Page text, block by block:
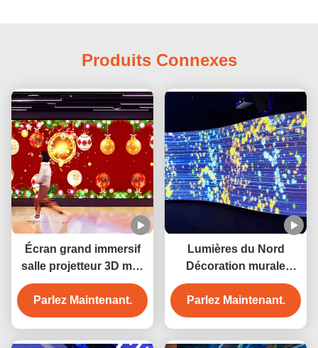
Produits Connexes
Écran grand immersif
salle projetteur 3D mur
interactif pour musée
Parlez Maintenant.
Lumières du Nord
Décoration murale
immersive Projecteur
murale interactif
Parlez Maintenant.